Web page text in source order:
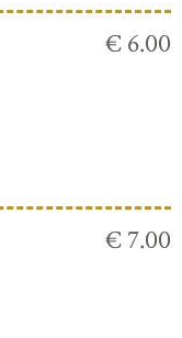
€ 6.00
€ 7.00